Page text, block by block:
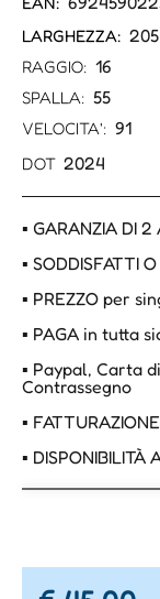
LARGHEZZA: 205
RAGGIO: 16
SPALLA: 55
VELOCITA': 91
DOT 2024
▪ GARANZIA DI 2
▪ SODDISFATTI
▪ PREZZO per
▪ PAGA in tutta
▪ Paypal, Carta
Contrassegno
▪
▪ DISPONIBILITÀ